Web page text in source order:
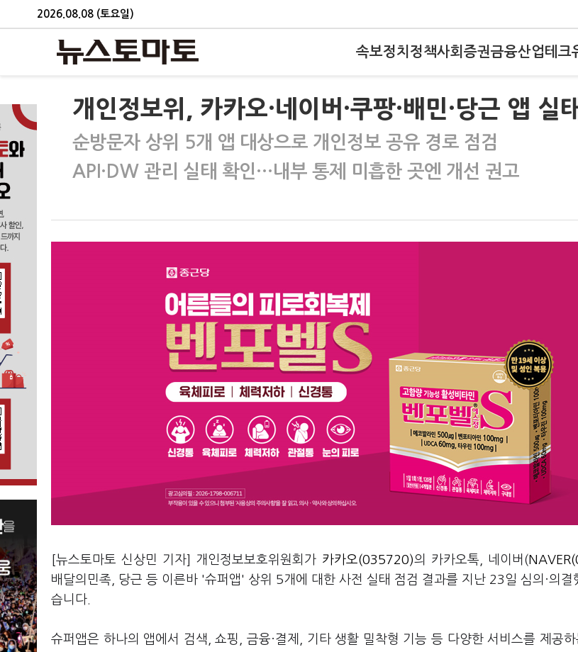
2026.08.08 (토요일)
속보정치 정책사회 증권금융산업테크
개인정보위, 카카오·네이버·쿠팡·배민·당근 앱 실
순방문자 상위 5개 앱 대상으로 개인정보 공유 경로 점검
API·DW 관리 실태 확인…내부 통제 미흡한 곳엔 개선 권고
[뉴스토마토 신상민 기자] 개인정보보호위원회가 카카오(035720)의 카카오톡, 네이버(
배달의민족, 당근 등 이른바 '슈퍼앱' 상위 5개에 대한 사전 실태 점검 결과를 지난 23일 심의·의결
습니다.
슈퍼앱은 하나의 앱에서 검색, 쇼핑, 금융·결제, 기타 생활 밀착형 기능 등 다양한 서비스를 제공